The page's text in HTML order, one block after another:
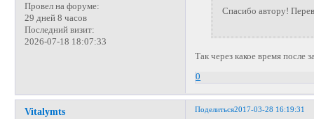
Провел на форуме:
29 дней 8 часов
Последний визит:
2026-07-18 18:07:33
Спасибо автору!
Так через какое время после
0
Поделиться2017-03-28 16:19:31
Vitalymts